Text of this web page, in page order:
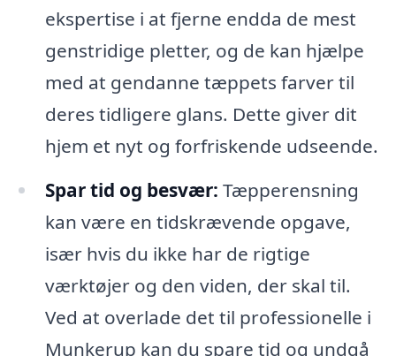
ekspertise i at fjerne endda de mest
genstridige pletter, og de kan hjælpe
med at gendanne tæppets farver til
deres tidligere glans. Dette giver dit
hjem et nyt og forfriskende udseende.
Spar tid og besvær: Tæpperensning
kan være en tidskrævende opgave,
især hvis du ikke har de rigtige
værktøjer og den viden, der skal til.
Ved at overlade det til professionelle i
Munkerup kan du spare tid og undgå